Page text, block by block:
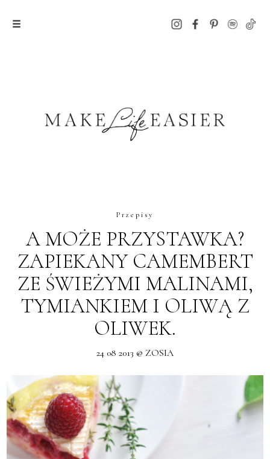
Przepisy
A MOŻE PRZYSTAWKA?
ZAPIEKANY CAMEMBERT
ZE ŚWIEŻYMI MALINAMI,
TYMIANKIEM I OLIWĄ Z
OLIWEK.
24 08 2013 @ ZOSIA